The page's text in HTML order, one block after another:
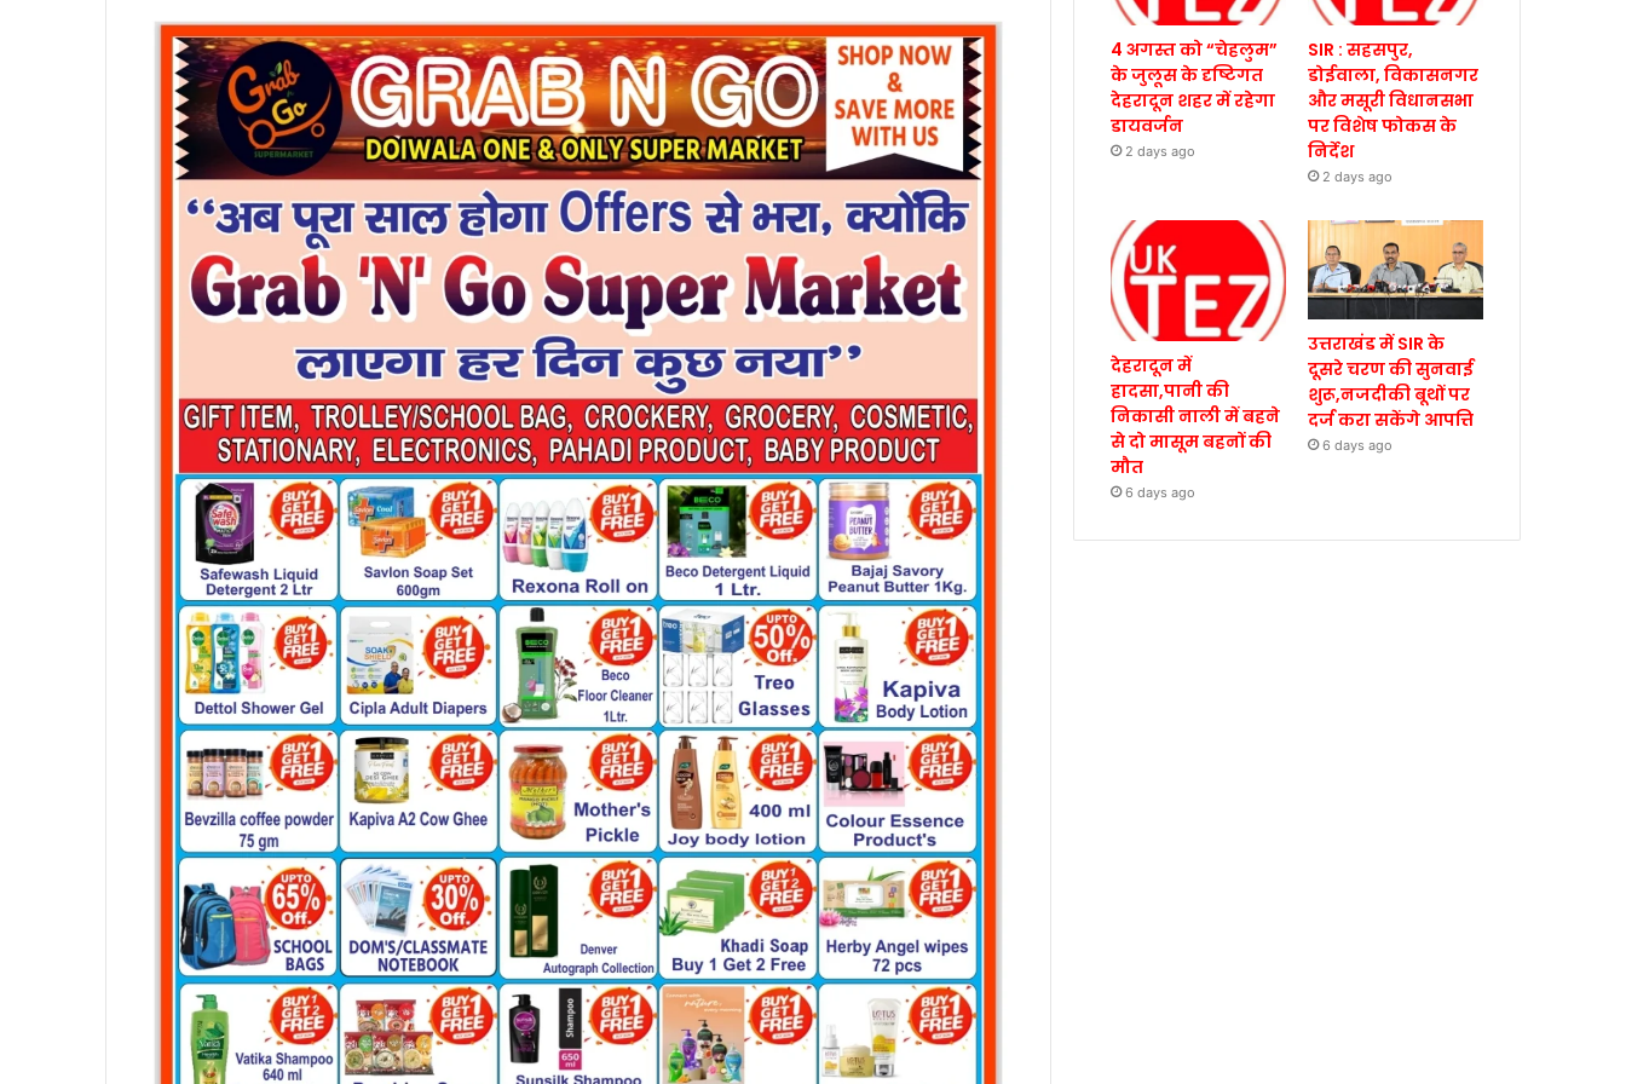
4 अगस्त को “चेहलुम”
के जुलूस के दृष्टिगत
देहरादून शहर में रहेगा
डायवर्जन
2 days ago
SIR : सहसपुर,
डोईवाला, विकासनगर
और मसूरी विधानसभा
पर विशेष फोकस के
निर्देश
2 days ago
देहरादून में
हादसा,पानी की
निकासी नाली में बहने
से दो मासूम बहनों की
मौत
6 days ago
उत्तराखंड में SIR के
दूसरे चरण की सुनवाई
शुरू,नजदीकी बूथों पर
दर्ज करा सकेंगे आपत्ति
6 days ago